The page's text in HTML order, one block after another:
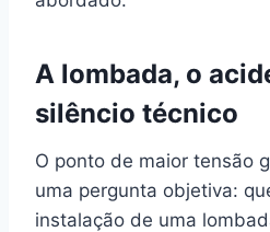
A lombada, o
silêncio técnico
O ponto de maior tensão
uma pergunta objetiva:
instalação de uma